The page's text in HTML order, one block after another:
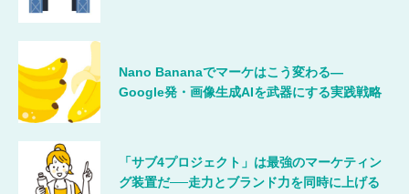
Nano Bananaでマーケはこう変わる―
Google発・画像生成AIを武器にする実践戦略
「サブ4プロジェクト」は最強のマーケティン
グ装置だ──走力とブランド力を同時に上げる